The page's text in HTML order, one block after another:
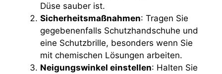
Düse sauber ist.
Sicherheitsmaßnahmen: Tragen Sie
gegebenenfalls Schutzhandschuhe und
eine Schutzbrille, besonders wenn Sie
mit chemischen Lösungen arbeiten.
Neigungswinkel einstellen: Halten Sie